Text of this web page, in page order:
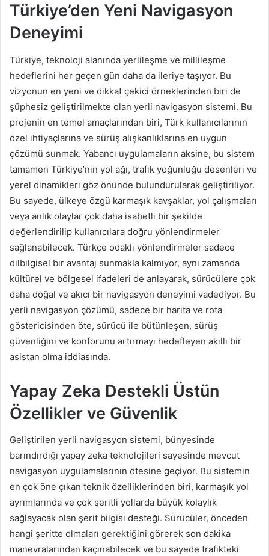
Türkiye’den Yeni Navigasyon
Deneyimi
Türkiye, teknoloji alanında yerlileşme ve millileşme
hedeflerini her geçen gün daha da ileriye taşıyor. Bu
vizyonun en yeni ve dikkat çekici örneklerinden biri de
şüphesiz geliştirilmekte olan yerli navigasyon sistemi. Bu
projenin en temel amaçlarından biri, Türk kullanıcılarının
özel ihtiyaçlarına ve sürüş alışkanlıklarına en uygun
çözümü sunmak. Yabancı uygulamaların aksine, bu sistem
tamamen Türkiye’nin yol ağı, trafik yoğunluğu desenleri ve
yerel dinamikleri göz önünde bulundurularak geliştiriliyor.
Bu sayede, ülkeye özgü karmaşık kavşaklar, yol çalışmaları
veya anlık olaylar çok daha isabetli bir şekilde
değerlendirilip kullanıcılara doğru yönlendirmeler
sağlanabilecek. Türkçe odaklı yönlendirmeler sadece
dilbilgisel bir avantaj sunmakla kalmıyor, aynı zamanda
kültürel ve bölgesel ifadeleri de anlayarak, sürücülere çok
daha doğal ve akıcı bir navigasyon deneyimi vadediyor. Bu
yerli navigasyon çözümü, sadece bir harita ve rota
göstericisinden öte, sürücü ile bütünleşen, sürüş
güvenliğini ve konforunu artırmayı hedefleyen akıllı bir
asistan olma iddiasında.
Yapay Zeka Destekli Üstün
Özellikler ve Güvenlik
Geliştirilen yerli navigasyon sistemi, bünyesinde
barındırdığı yapay zeka teknolojileri sayesinde mevcut
navigasyon uygulamalarının ötesine geçiyor. Bu sistemin
en çok öne çıkan teknik özelliklerinden biri, karmaşık yol
ayrımlarında ve çok şeritli yollarda büyük kolaylık
sağlayacak olan şerit bilgisi desteği. Sürücüler, önceden
hangi şeritte olmaları gerektiğini görerek son dakika
manevralarından kaçınabilecek ve bu sayede trafikteki